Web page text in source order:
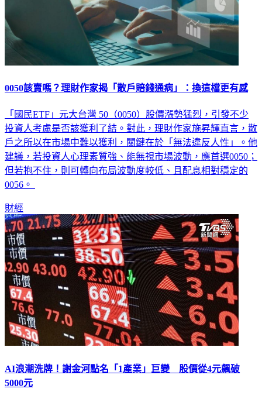
0050該賣嗎？理財作家揭「散戶賠錢通病」：換這檔更有感
「國民ETF」元大台灣 50（0050）股價漲勢猛烈，引發不少
投資人考慮是否該獲利了結。對此，理財作家施昇輝直言，散
戶之所以在市場中難以獲利，關鍵在於「無法違反人性」。他
建議，若投資人心理素質強、能無視市場波動，應首選0050；
但若抱不住，則可轉向布局波動度較低、且配息相對穩定的
0056。
財經
AI浪潮洗牌！謝金河點名「1產業」巨變 股價從4元飆破
5000元